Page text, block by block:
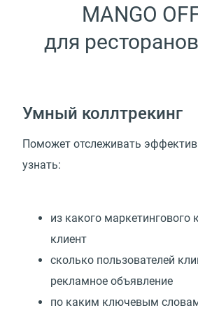
MANGO
для
Умный коллтрекинг
Поможет отслеживать
узнать:
из какого маркетингового
клиент
сколько пользователей
рекламное объявление
по каким ключевым